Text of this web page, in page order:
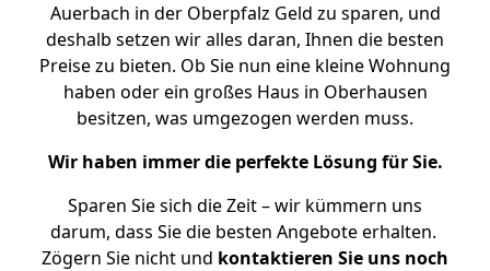
Auerbach in der Oberpfalz Geld zu sparen, und
deshalb setzen wir alles daran, Ihnen die besten
Preise zu bieten. Ob Sie nun eine kleine Wohnung
haben oder ein großes Haus in Oberhausen
besitzen, was umgezogen werden muss.
Wir haben immer die perfekte Lösung für Sie.
Sparen Sie sich die Zeit – wir kümmern uns
darum, dass Sie die besten Angebote erhalten.
Zögern Sie nicht und kontaktieren Sie uns noch